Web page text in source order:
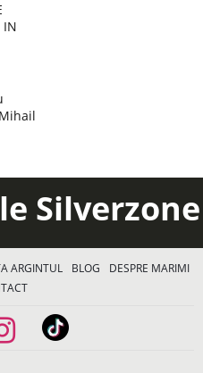
IN
Silverzone
ARGINTUL BLOG
DESPRE MARIMI